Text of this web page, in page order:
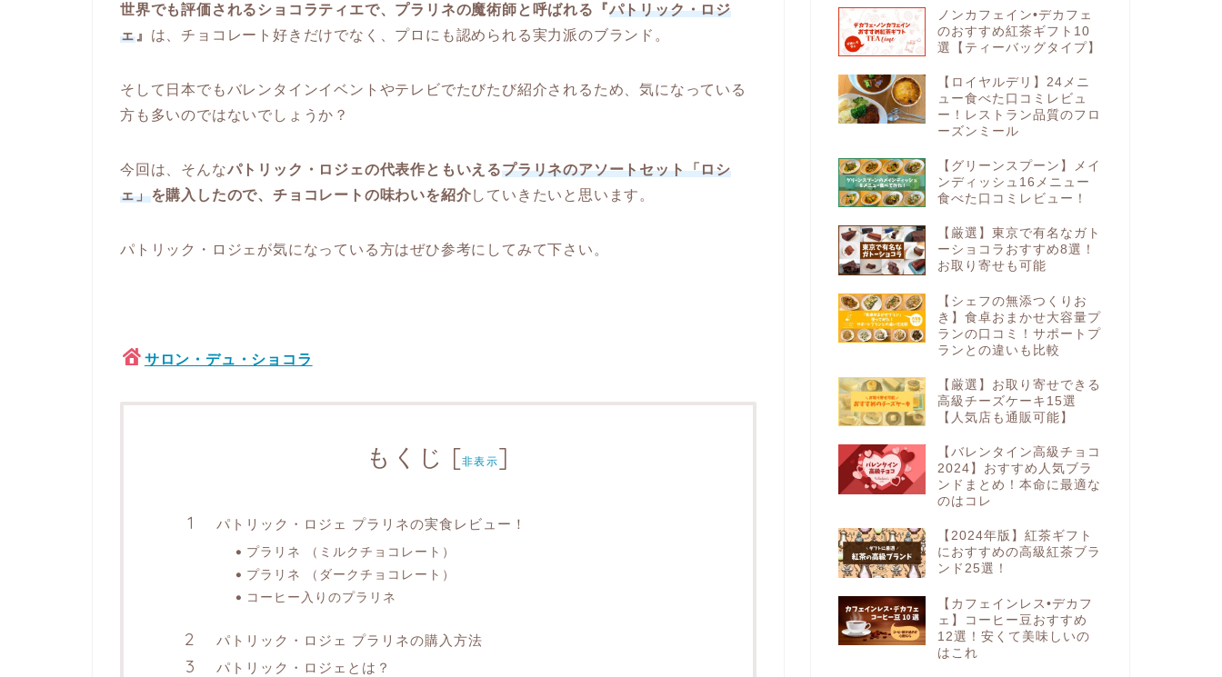
世界でも評価されるショコラティエで、プラリネの魔術師と呼ばれる『パトリック・ロジ
ェ』 は、チョコレート好きだけでなく、プロにも認められる実力派のブランド。
そして日本でもバレンタインイベントやテレビでたびたび紹介されるため、気になっている
方も多いのではないでしょうか？
今回は、そんなパトリック・ロジェの代表作ともいえるプラリネのアソートセット「ロシ
ェ」を購入したので、チョコレートの味わいを紹介していきたいと思います。
パトリック・ロジェが気になっている方はぜひ参考にしてみて下さい。
サロン・デュ・ショコラ
もくじ [非表示]
パトリック・ロジェ プラリネの実食レビュー！
プラリネ （ミルクチョコレート）
プラリネ （ダークチョコレート）
コーヒー入りのプラリネ
パトリック・ロジェ プラリネの購入方法
パトリック・ロジェとは？
ノンカフェイン•デカフェ
のおすすめ紅茶ギフト10
選【ティーバッグタイプ】
【ロイヤルデリ】24メニ
ュー食べた口コミレビュ
ー！レストラン品質のフロ
ーズンミール
【グリーンスプーン】メイ
ンディッシュ16メニュー
食べた口コミレビュー！
【厳選】東京で有名なガト
ーショコラおすすめ8選！
お取り寄せも可能
【シェフの無添つくりお
き】食卓おまかせ大容量プ
ランの口コミ！サポートプ
ランとの違いも比較
【厳選】お取り寄せできる
高級チーズケーキ15選
【人気店も通販可能】
【バレンタイン高級チョコ
2024】おすすめ人気ブラ
ンドまとめ！本命に最適な
のはコレ
【2024年版】紅茶ギフト
におすすめの高級紅茶ブラ
ンド25選！
【カフェインレス•デカフ
ェ】コーヒー豆おすすめ
12選！安くて美味しいの
はこれ